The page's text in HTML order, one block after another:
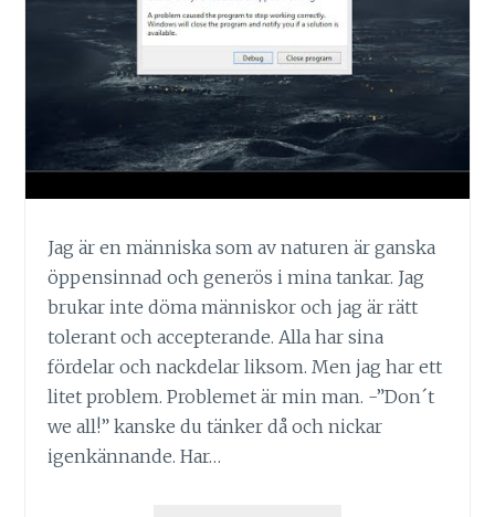
Jag är en människa som av naturen är ganska
öppensinnad och generös i mina tankar. Jag
brukar inte döma människor och jag är rätt
tolerant och accepterande. Alla har sina
fördelar och nackdelar liksom. Men jag har ett
litet problem. Problemet är min man. -”Don´t
we all!” kanske du tänker då och nickar
igenkännande. Har…